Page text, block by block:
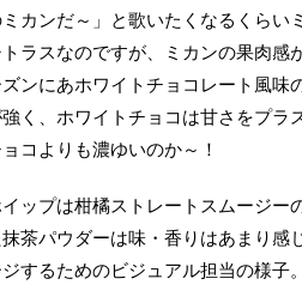
ミカンだ～」と歌いたくなるくらい
ラスなのですが、ミカンの果肉感
ンにあホワイトチョコレート風味
く、ホワイトチョコは甘さをプラ
コよりも濃ゆいのか～！
ップは柑橘ストレートスムージー
茶パウダーは味・香りはあまり感
するためのビジュアル担当の様子。